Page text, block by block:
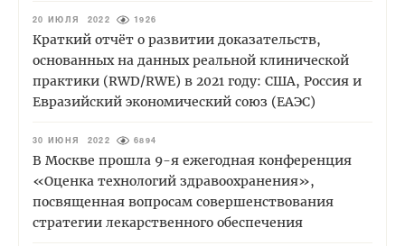
20 ИЮЛЯ 2022 1926
Краткий отчёт о развитии доказательств,
основанных на данных реальной клинической
практики (RWD/RWE) в 2021 году: США, Россия и
Евразийский экономический союз (ЕАЭС)
30 ИЮНЯ 2022 6894
В Москве прошла 9-я ежегодная конференция
«Оценка технологий здравоохранения»,
посвященная вопросам совершенствования
стратегии лекарственного обеспечения